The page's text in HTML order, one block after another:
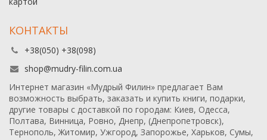
КОНТАКТЫ
+38(050) +38(098)
shop@mudry-filin.com.ua
Интернет магазин «Мудрый Филин» предлагает Вам
возможность выбрать, заказать и купить книги, подарки,
другие товары с доставкой по городам: Киев, Одесса,
Полтава, Винница, Ровно, Днепр, (Днепропетровск),
Тернополь, Житомир, Ужгород, Запорожье, Харьков, Сумы,